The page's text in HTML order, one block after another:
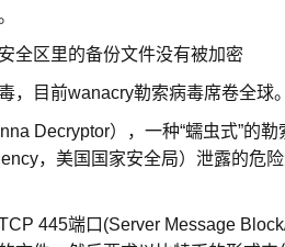
区里的备份文件没有被加密
目前wanacry勒索病毒席卷全球。
Decryptor），一种“蠕虫式”的勒
，美国国家安全局）泄露的危
445端口(Server Message